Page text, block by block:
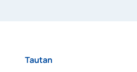
Tautan